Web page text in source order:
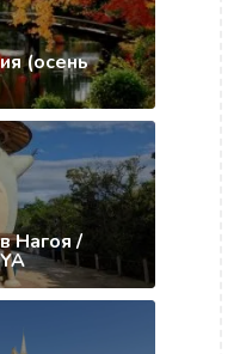
(осень
Нагоя /